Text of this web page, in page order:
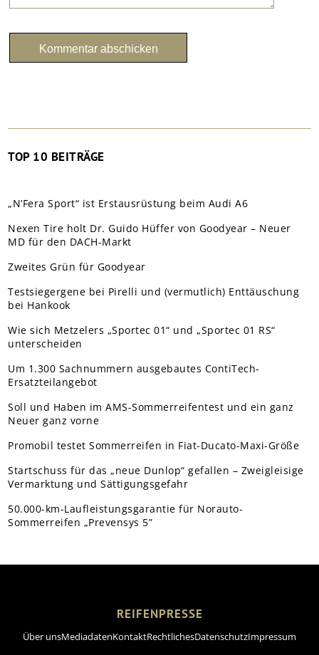
TOP 10 BEITRÄGE
„N’Fera Sport“ ist Erstausrüstung beim Audi A6
Nexen Tire holt Dr. Guido Hüffer von Goodyear – Neuer
MD für den DACH-Markt
Zweites Grün für Goodyear
Testsiegergene bei Pirelli und (vermutlich) Enttäuschung
bei Hankook
Wie sich Metzelers „Sportec 01“ und „Sportec 01 RS“
unterscheiden
Um 1.300 Sachnummern ausgebautes ContiTech-
Ersatzteilangebot
Soll und Haben im AMS-Sommerreifentest und ein ganz
Neuer ganz vorne
Promobil testet Sommerreifen in Fiat-Ducato-Maxi-Größe
Startschuss für das „neue Dunlop“ gefallen – Zweigleisige
Vermarktung und Sättigungsgefahr
50.000-km-Laufleistungsgarantie für Norauto-
Sommerreifen „Prevensys 5”
REIFENPRESSE
Über unsMediadatenKontaktRechtlichesDatenschutzImpressum